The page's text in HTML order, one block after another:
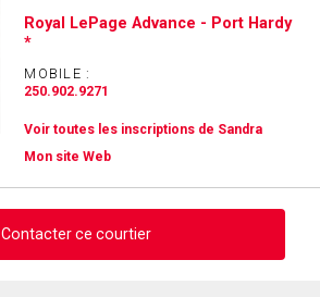
Royal LePage Advance - Port Hardy
*
MOBILE :
250.902.9271
Voir toutes les inscriptions de Sandra
Mon site Web
Contacter ce courtier